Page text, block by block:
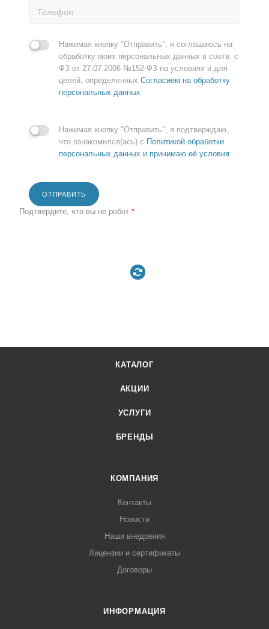
Нажимая кнопку "Отправить", я соглашаюсь на
обработку моих персональных данных в соотв. с
ФЗ от 27.07.2006 №152-ФЗ на условиях и для
целей, определенных Согласием на обработку
персональных данных
Нажимая кнопку "Отправить", я подтверждаю,
что ознакомился(ась) с Политикой обработки
персональных данных и принимаю её условия
ОТПРАВИТЬ
Подтвердите, что вы не робот *
КАТАЛОГ
АКЦИИ
УСЛУГИ
БРЕНДЫ
КОМПАНИЯ
Контакты
Новости
Наши внедрения
Лицензии и сертификаты
Договоры
ИНФОРМАЦИЯ